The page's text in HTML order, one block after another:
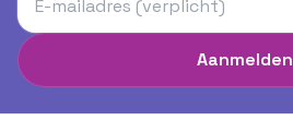
Aanmelden